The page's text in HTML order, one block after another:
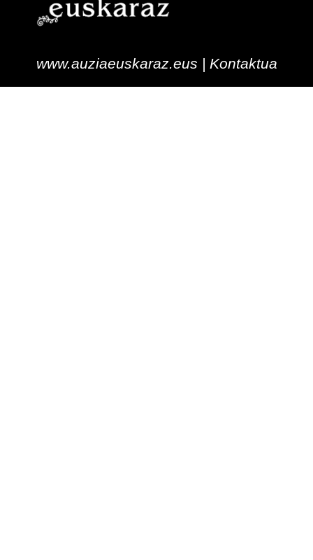
www.auziaeuskaraz.eus | Kontaktua